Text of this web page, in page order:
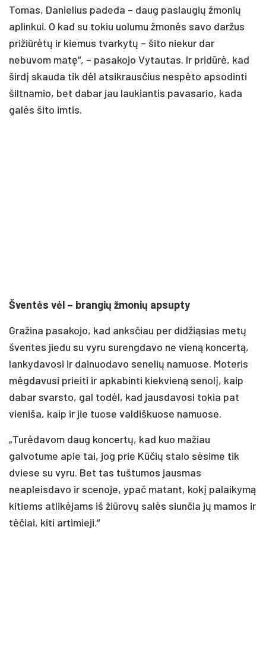
Tomas, Danielius padeda – daug paslaugių žmonių
aplinkui. O kad su tokiu uolumu žmonės savo daržus
prižiūrėtų ir kiemus tvarkytų – šito niekur dar
nebuvom matę“, – pasakojo Vytautas. Ir pridūrė, kad
širdį skauda tik dėl atsikrausčius nespėto apsodinti
šiltnamio, bet dabar jau laukiantis pavasario, kada
galės šito imtis.
Šventės vėl – brangių žmonių apsupty
Gražina pasakojo, kad anksčiau per didžiąsias metų
šventes jiedu su vyru surengdavo ne vieną koncertą,
lankydavosi ir dainuodavo senelių namuose. Moteris
mėgdavusi prieiti ir apkabinti kiekvieną senolį, kaip
dabar svarsto, gal todėl, kad jausdavosi tokia pat
vieniša, kaip ir jie tuose valdiškuose namuose.
„Turėdavom daug koncertų, kad kuo mažiau
galvotume apie tai, jog prie Kūčių stalo sėsime tik
dviese su vyru. Bet tas tuštumos jausmas
neapleisdavo ir scenoje, ypač matant, kokį palaikymą
kitiems atlikėjams iš žiūrovų salės siunčia jų mamos ir
tėčiai, kiti artimieji.“